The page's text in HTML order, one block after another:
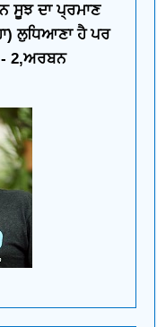
ਸੂਝ ਦਾ ਪ੍ਰਮਾਣ
ਲੁਧਿਆਣਾ ਹੈ ਪਰ
- 2,ਅਰਬਨ